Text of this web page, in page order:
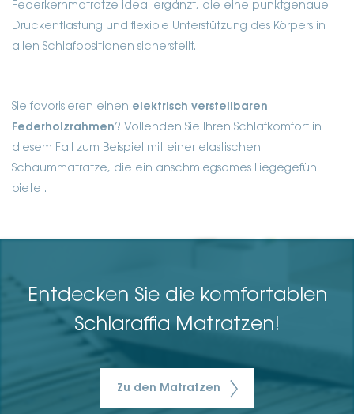
Federkernmatratze ideal ergänzt, die eine punktgenaue
Druckentlastung und flexible Unterstützung des Körpers in
allen Schlafpositionen sicherstellt.
Sie favorisieren einen elektrisch verstellbaren
Federholzrahmen? Vollenden Sie Ihren Schlafkomfort in
diesem Fall zum Beispiel mit einer elastischen
Schaummatratze, die ein anschmiegsames Liegegefühl
bietet.
Entdecken Sie die komfortablen
Schlaraffia Matratzen!
Zu den Matratzen